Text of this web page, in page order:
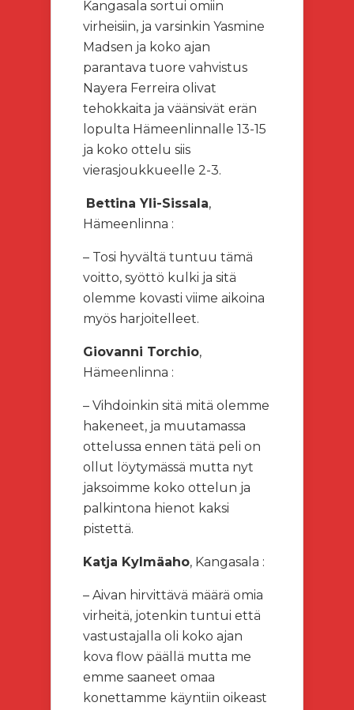
Kangasala sortui omiin
virheisiin, ja varsinkin Yasmine
Madsen ja koko ajan
parantava tuore vahvistus
Nayera Ferreira olivat
tehokkaita ja väänsivät erän
lopulta Hämeenlinnalle 13-15
ja koko ottelu siis
vierasjoukkueelle 2-3.
Bettina Yli-Sissala,
Hämeenlinna :
– Tosi hyvältä tuntuu tämä
voitto, syöttö kulki ja sitä
olemme kovasti viime aikoina
myös harjoitelleet.
Giovanni Torchio,
Hämeenlinna :
– Vihdoinkin sitä mitä olemme
hakeneet, ja muutamassa
ottelussa ennen tätä peli on
ollut löytymässä mutta nyt
jaksoimme koko ottelun ja
palkintona hienot kaksi
pistettä.
Katja Kylmäaho, Kangasala :
– Aivan hirvittävä määrä omia
virheitä, jotenkin tuntui että
vastustajalla oli koko ajan
kova flow päällä mutta me
emme saaneet omaa
konettamme käyntiin oikeast